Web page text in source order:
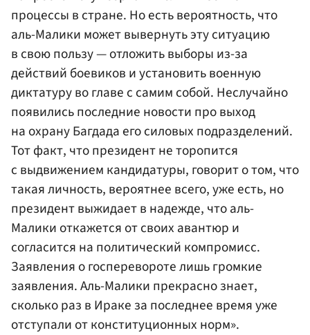
процессы в стране. Но есть вероятность, что
аль-Малики может вывернуть эту ситуацию
в свою пользу — отложить выборы из-за
действий боевиков и установить военную
диктатуру во главе с самим собой. Неслучайно
появились последние новости про выход
на охрану Багдада его силовых подразделений.
Тот факт, что президент не торопится
с выдвижением кандидатуры, говорит о том, что
такая личность, вероятнее всего, уже есть, но
президент выжидает в надежде, что аль-
Малики откажется от своих авантюр и
согласится на политический компромисс.
Заявления о госперевороте лишь громкие
заявления. Аль-Малики прекрасно знает,
сколько раз в Ираке за последнее время уже
отступали от конституционных норм».